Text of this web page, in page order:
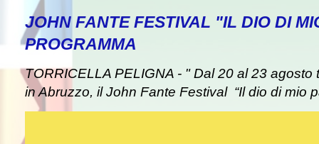
JOHN FANTE FESTIVAL "IL DIO DI
PROGRAMMA
TORRICELLA PELIGNA - " Dal 20 al 23 agosto
in Abruzzo, il John Fante Festival “Il dio di mio